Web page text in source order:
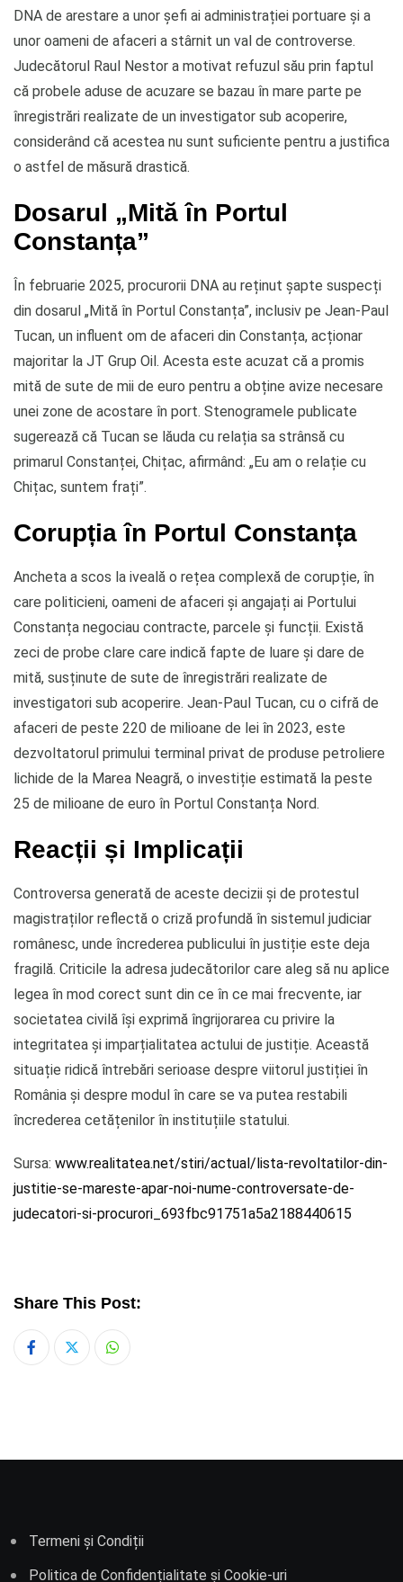
DNA de arestare a unor șefi ai administrației portuare și a
unor oameni de afaceri a stârnit un val de controverse.
Judecătorul Raul Nestor a motivat refuzul său prin faptul
că probele aduse de acuzare se bazau în mare parte pe
înregistrări realizate de un investigator sub acoperire,
considerând că acestea nu sunt suficiente pentru a justifica
o astfel de măsură drastică.
Dosarul „Mită în Portul
Constanța”
În februarie 2025, procurorii DNA au reținut șapte suspecți
din dosarul „Mită în Portul Constanța”, inclusiv pe Jean-Paul
Tucan, un influent om de afaceri din Constanța, acționar
majoritar la JT Grup Oil. Acesta este acuzat că a promis
mită de sute de mii de euro pentru a obține avize necesare
unei zone de acostare în port. Stenogramele publicate
sugerează că Tucan se lăuda cu relația sa strânsă cu
primarul Constanței, Chițac, afirmând: „Eu am o relație cu
Chițac, suntem frați”.
Corupția în Portul Constanța
Ancheta a scos la iveală o rețea complexă de corupție, în
care politicieni, oameni de afaceri și angajați ai Portului
Constanța negociau contracte, parcele și funcții. Există
zeci de probe clare care indică fapte de luare și dare de
mită, susținute de sute de înregistrări realizate de
investigatori sub acoperire. Jean-Paul Tucan, cu o cifră de
afaceri de peste 220 de milioane de lei în 2023, este
dezvoltatorul primului terminal privat de produse petroliere
lichide de la Marea Neagră, o investiție estimată la peste
25 de milioane de euro în Portul Constanța Nord.
Reacții și Implicații
Controversa generată de aceste decizii și de protestul
magistraților reflectă o criză profundă în sistemul judiciar
românesc, unde încrederea publicului în justiție este deja
fragilă. Criticile la adresa judecătorilor care aleg să nu aplice
legea în mod corect sunt din ce în ce mai frecvente, iar
societatea civilă își exprimă îngrijorarea cu privire la
integritatea și imparțialitatea actului de justiție. Această
situație ridică întrebări serioase despre viitorul justiției în
România și despre modul în care se va putea restabili
încrederea cetățenilor în instituțiile statului.
Sursa: www.realitatea.net/stiri/actual/lista-revoltatilor-din-
justitie-se-mareste-apar-noi-nume-controversate-de-
judecatori-si-procurori_693fbc91751a5a2188440615
Share This Post:
Whatsapp
Termeni și Condiții
Politica de Confidențialitate și Cookie-uri